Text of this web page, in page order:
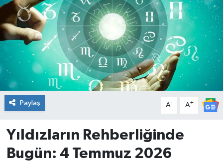
Paylaş A- A+
Yıldızların Rehberliğinde
Bugün: 4 Temmuz 2026
Dursunbey
Edremit
EĞİTİM
EKONOMİ
Gömeç